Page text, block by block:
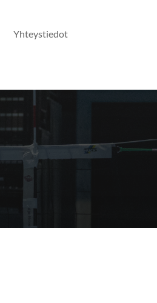
Yhteystiedot